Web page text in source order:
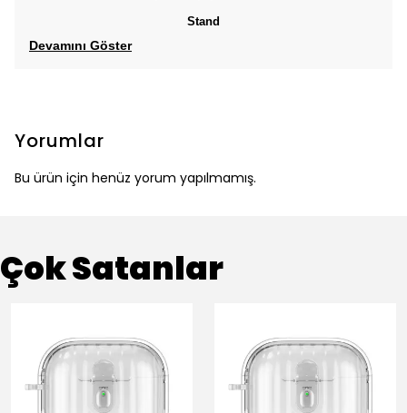
Stand
Devamını Göster
Yorumlar
Bu ürün için henüz yorum yapılmamış.
Çok Satanlar